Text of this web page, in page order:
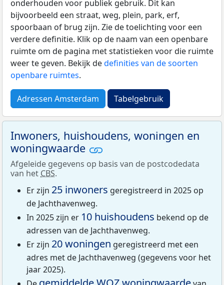
onderhouden voor publiek gebruik. Dit kan
bijvoorbeeld een straat, weg, plein, park, erf,
spoorbaan of brug zijn. Zie de toelichting voor een
verdere definitie. Klik op de naam van een openbare
ruimte om de pagina met statistieken voor die ruimte
weer te geven. Bekijk dedefinities van de soorten
openbare ruimtes.
Adressen Amsterdam Tabelgebruik
Inwoners, huishoudens, woningen en
woningwaarde
Afgeleide gegevens op basis van de postcodedata
van het CBS.
Er zijn 25 inwoners geregistreerd in 2025 op
de Jachthavenweg.
In 2025 zijn er 10 huishoudens bekend op de
adressen van de Jachthavenweg.
Er zijn 20 woningen geregistreerd met een
adres met de Jachthavenweg (gegevens voor het
jaar 2025).